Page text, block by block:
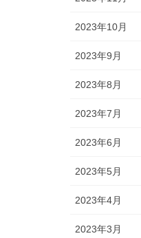
2023年10月
2023年9月
2023年8月
2023年7月
2023年6月
2023年5月
2023年4月
2023年3月